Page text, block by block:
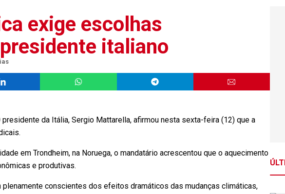
exige escolhas
italiano
presidente da Itália, Sergio Mattarella, afirmou nesta sexta-feira (12) que a
em Trondheim, na Noruega, o mandatário acrescentou que o aquecimento
e produtivas.
conscientes dos efeitos dramáticos das mudanças climáticas,